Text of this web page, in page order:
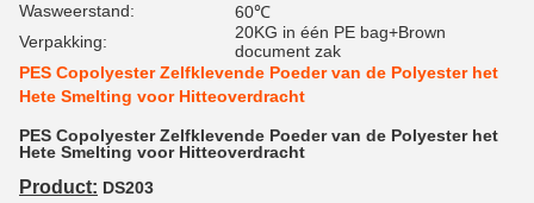
Wasweerstand:
60℃
Verpakking:
20KG in één PE bag+Brown
document zak
PES Copolyester Zelfklevende Poeder van de Polyester het
Hete Smelting voor Hitteoverdracht
PES Copolyester Zelfklevende Poeder van de Polyester het
Hete Smelting voor Hitteoverdracht
Product: DS203